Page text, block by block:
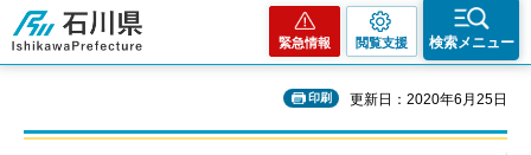
石川県
緊急情報 閲覧支援 検索メニュー
印刷 更新日：2020年6月25日